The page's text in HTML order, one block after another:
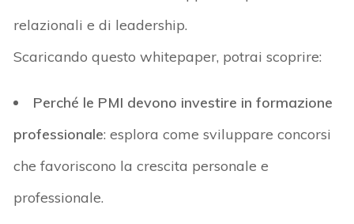
relazionali e di leadership.
Scaricando questowhitepaper, potrai scoprire:
Perché le PMI devono investire in formazione
professionale: esplora come sviluppare concorsi
che favoriscono la crescita personale e
professionale.